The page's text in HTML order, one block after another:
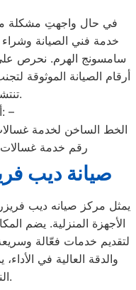
في حال واجهتِ مشكلة
خدمة فني الصيانة
سامسونج الهرم. نحرص على
أرقام الصيانة الموثوقة
تنتشر عبر الإنترنت.
أرقام الصيانة: –
الخط الساخن لخدمة
رقم خدمة
صيانة ديب
يمثل مركز صيانه ديب
الأجهزة المنزلية. يضم
لتقديم خدمات فعّالة
والدقة العالية في
النتائج الممكنة.